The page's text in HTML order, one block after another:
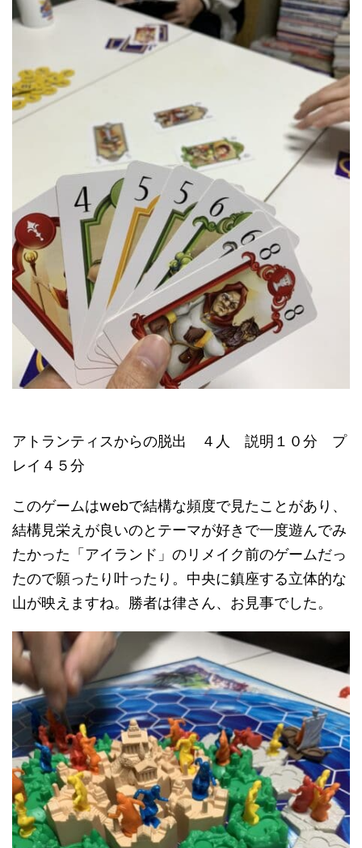
アトランティスからの脱出 ４人 説明１０分 プ
レイ４５分
このゲームはwebで結構な頻度で見たことがあり、
結構見栄えが良いのとテーマが好きで一度遊んでみ
たかった「アイランド」のリメイク前のゲームだっ
たので願ったり叶ったり。中央に鎮座する立体的な
山が映えますね。勝者は律さん、お見事でした。